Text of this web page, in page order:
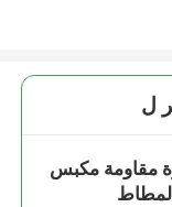
ل
مقاومة مكبس